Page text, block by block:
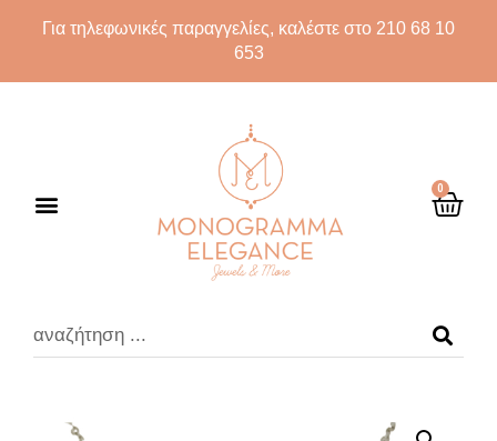
Για τηλεφωνικές παραγγελίες, καλέστε στο 210 68 10
653
0